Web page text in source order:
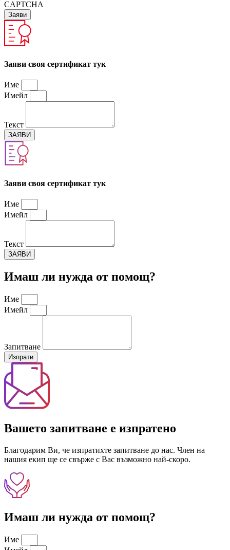
CAPTCHA
Заяви своя сертификат тук​
Име
Имейл
Текст
ЗАЯВИ
Заяви своя сертификат тук​
Име
Имейл
Текст
ЗАЯВИ
Имаш ли нужда от помощ?
Име
Имейл
Запитване
Изпрати
Вашето запитване е изпратено
Благодарим Ви, че изпратихте запитване до нас. Член на
нашия екип ще се свърже с Вас възможно най-скоро.
Имаш ли нужда от помощ?
Име